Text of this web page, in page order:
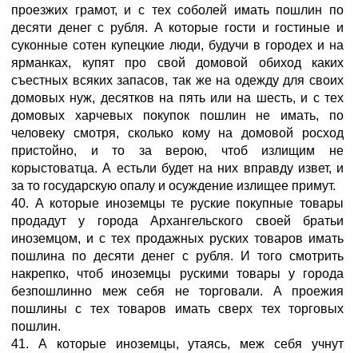
проезжих грамот, и с тех соболей имать пошлин по
десяти денег с рубля. А которые гости и гостиные и
суконные сотен купецкие люди, будучи в городех и на
ярманках, купят про свой домовой обиход каких
съестных всяких запасов, так же на одежду для своих
домовых нуж, десятков на пять или на шесть, и с тех
домовых харчевых покупок пошлин не имать, по
человеку смотря, сколько кому на домовой росход
пристойно, и то за верою, чтоб излищим не
корыстоватца. А естьли будет на них вправду извет, и
за то государскую опалу и осуждение излищее примут.
40. А которые иноземцы те руские покупные товары
продадут у города Архангельского своей братьи
иноземцом, и с тех продажных руских товаров имать
пошлина по десяти денег с рубля. И того смотрить
накрепко, чтоб иноземцы рускими товары у города
безпошлинно меж себя не торговали. А проежия
пошлины с тех товаров имать сверх тех торговых
пошлин.
41. А которые иноземцы, утаясь, меж себя учнут